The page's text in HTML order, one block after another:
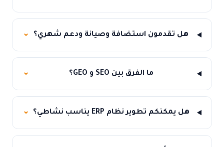
هل تقدمون استضافة وصيانة ودعم شهري؟ ⌄
ما الفرق بين SEO و GEO؟ ⌄
هل يمكنكم تطوير نظام ERP يناسب نشاطي؟ ⌄